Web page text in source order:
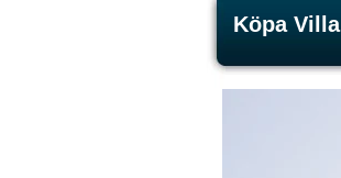
Köpa Villa